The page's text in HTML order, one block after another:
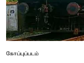
கோப்புப்படம்